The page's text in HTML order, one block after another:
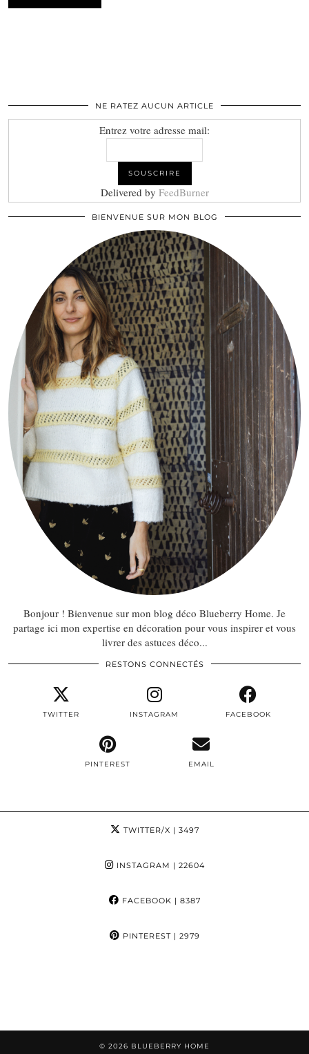
NE RATEZ AUCUN ARTICLE
Entrez votre adresse mail:
Delivered by FeedBurner
BIENVENUE SUR MON BLOG
Bonjour ! Bienvenue sur mon blog déco Blueberry Home. Je
partage ici mon expertise en décoration pour vous inspirer et vous
livrer des astuces déco...
RESTONS CONNECTÉS
TWITTER INSTAGRAM FACEBOOK
PINTEREST EMAIL
TWITTER/X | 3497
INSTAGRAM | 22604
FACEBOOK | 8387
PINTEREST| 2979
© 2026 BLUEBERRY HOME